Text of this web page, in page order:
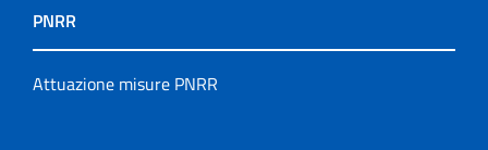
PNRR
Attuazione misure PNRR